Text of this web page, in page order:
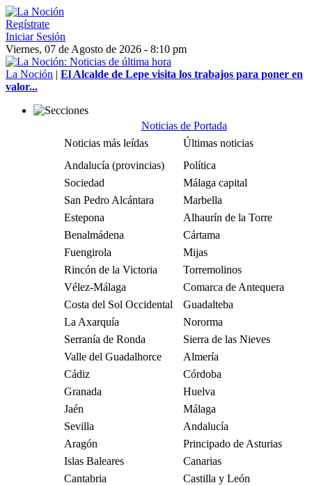
Regístrate
Iniciar Sesión
Viernes, 07 de Agosto de 2026 - 8:10 pm
La Noción | El Alcalde de Lepe visita los trabajos para poner en
valor...
Noticias de Portada
Noticias más leídas
Últimas noticias
Andalucía (provincias)
Política
Sociedad
Málaga capital
San Pedro Alcántara
Marbella
Estepona
Alhaurín de la Torre
Benalmádena
Cártama
Fuengirola
Mijas
Rincón de la Victoria
Torremolinos
Vélez-Málaga
Comarca de Antequera
Costa del Sol Occidental
Guadalteba
La Axarquía
Nororma
Serranía de Ronda
Sierra de las Nieves
Valle del Guadalhorce
Almería
Cádiz
Córdoba
Granada
Huelva
Jaén
Málaga
Sevilla
Andalucía
Aragón
Principado de Asturias
Islas Baleares
Canarias
Cantabria
Castilla y León